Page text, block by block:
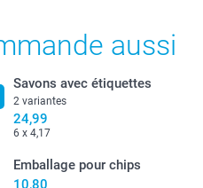
aussi
Savons avec étiquettes
2 variantes
24,99
6 x 4,17
Emballage pour chips
10,80